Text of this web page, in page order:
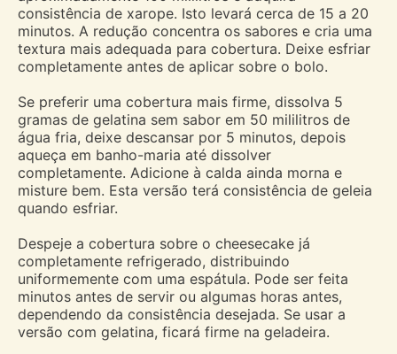
consistência de xarope. Isto levará cerca de 15 a 20
minutos. A redução concentra os sabores e cria uma
textura mais adequada para cobertura. Deixe esfriar
completamente antes de aplicar sobre o bolo.
Se preferir uma cobertura mais firme, dissolva 5
gramas de gelatina sem sabor em 50 mililitros de
água fria, deixe descansar por 5 minutos, depois
aqueça em banho-maria até dissolver
completamente. Adicione à calda ainda morna e
misture bem. Esta versão terá consistência de geleia
quando esfriar.
Despeje a cobertura sobre o cheesecake já
completamente refrigerado, distribuindo
uniformemente com uma espátula. Pode ser feita
minutos antes de servir ou algumas horas antes,
dependendo da consistência desejada. Se usar a
versão com gelatina, ficará firme na geladeira.